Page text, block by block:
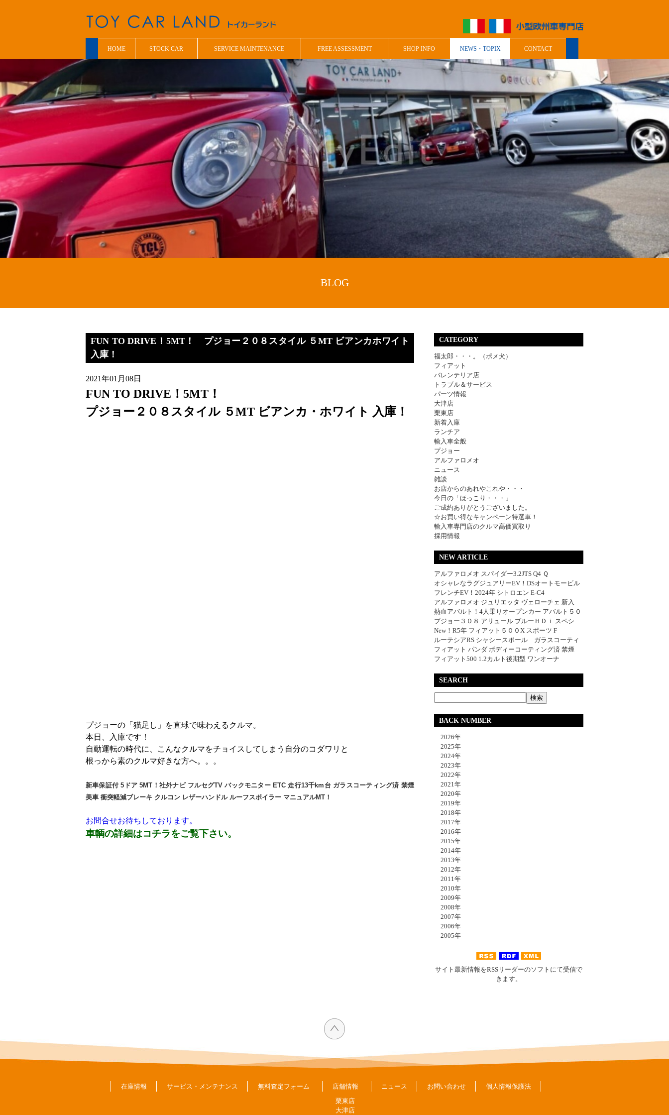
HOME STOCK CAR SERVICE MAINTENANCE FREE ASSESSMENT SHOP INFO NEWS・TOPIX CONTACT
BLOG
FUN TO DRIVE！5MT！ プジョー２０８スタイル ５MT ビアンカホワイト
入庫！
2021年01月08日
FUN TO DRIVE！5MT！
プジョー２０８スタイル ５MT ビアンカ・ホワイト 入庫！
プジョーの「猫足し」を直球で味わえるクルマ。
本日、入庫です！
自動運転の時代に、こんなクルマをチョイスしてしまう自分のコダワリと
根っから素のクルマ好きな方へ。。。
新車保証付 5ドア 5MT！社外ナビ フルセグTV バックモニター ETC 走行13千km台 ガラスコーティング済 禁煙
美車 衝突軽減ブレーキ クルコン レザーハンドル ルーフスポイラー マニュアルMT！
お問合せお待ちしております。
車輌の詳細はコチラをご覧下さい。
CATEGORY
福太郎・・・。（ポメ犬）
フィアット
バレンテリア店
トラブル＆サービス
パーツ情報
大津店
栗東店
新着入庫
ランチア
輸入車全般
プジョー
アルファロメオ
ニュース
雑談
お店からのあれやこれや・・・
今日の「ほっこり・・・」
ご成約ありがとうございました。
☆お買い得なキャンペーン特選車！
輸入車専門店のクルマ高価買取り
採用情報
NEW ARTICLE
アルファロメオ スパイダー3.2JTS Q4 Ｑ
オシャレなラグジュアリーEV！DSオートモービル
フレンチEV！2024年 シトロエン E-C4
アルファロメオ ジュリエッタ ヴェローチェ 新入
熱血アバルト！4人乗りオープンカー アバルト５０
プジョー３０８ アリュール ブルーＨＤｉ スペシ
New！R5年 フィアット５００X スポーツ F
ルーテシアRS シャシースポール ガラスコーティ
フィアット パンダ ボディーコーティング済 禁煙
フィアット500 1.2カルト後期型 ワンオーナ
SEARCH
BACK NUMBER
2026年
2025年
2024年
2023年
2022年
2021年
2020年
2019年
2018年
2017年
2016年
2015年
2014年
2013年
2012年
2011年
2010年
2009年
2008年
2007年
2006年
2005年
サイト最新情報をRSSリーダーのソフトにて受信で
きます。
在庫情報 サービス・メンテナンス 無料査定フォーム
店舗情報
栗東店
大津店
ニュース お問い合わせ 個人情報保護法